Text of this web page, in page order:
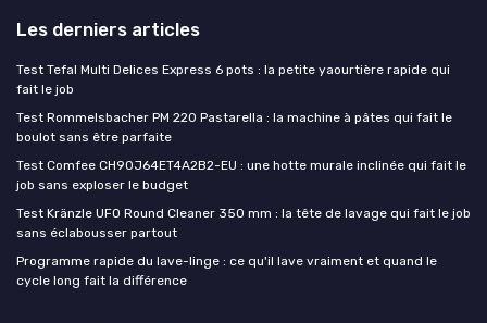
Les derniers articles
Test Tefal Multi Delices Express 6 pots : la petite yaourtière rapide qui
fait le job
Test Rommelsbacher PM 220 Pastarella : la machine à pâtes qui fait le
boulot sans être parfaite
Test Comfee CH90J64ET4A2B2-EU : une hotte murale inclinée qui fait le
job sans exploser le budget
Test Kränzle UFO Round Cleaner 350 mm : la tête de lavage qui fait le job
sans éclabousser partout
Programme rapide du lave-linge : ce qu'il lave vraiment et quand le
cycle long fait la différence